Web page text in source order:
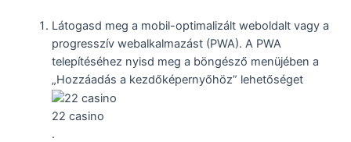
Látogasd meg a mobil-optimalizált weboldalt vagy a
progresszív webalkalmazást (PWA). A PWA
telepítéséhez nyisd meg a böngésző menüjében a
„Hozzáadás a kezdőképernyőhöz” lehetőséget
22 casino
.